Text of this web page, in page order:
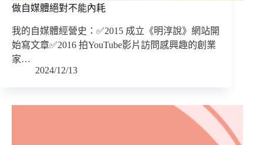
做自媒體絕對不能內耗
我的自媒體經營史：✅2015 成立《明淳說》網站開
始寫文章✅2016 拍YouTube影片訪問感興趣的創業
家…
2024/12/13